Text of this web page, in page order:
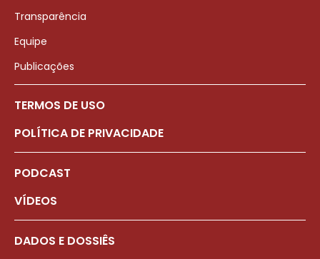
Transparência
Equipe
Publicações
TERMOS DE USO
POLÍTICA DE PRIVACIDADE
PODCAST
VÍDEOS
DADOS E DOSSIÊS